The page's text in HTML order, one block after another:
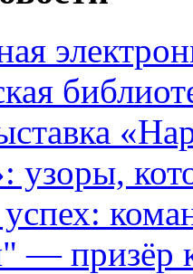
узоры,
— призёр